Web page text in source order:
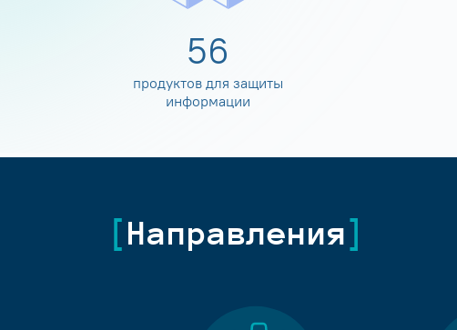
60
продуктов для защиты
информации
Направления